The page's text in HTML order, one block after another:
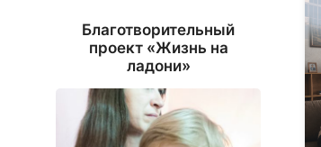
Благотворительный
проект «Жизнь на
ладони»